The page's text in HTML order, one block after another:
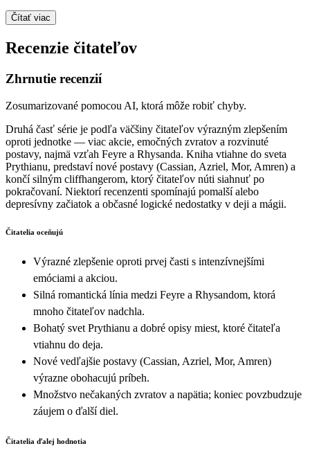
Čítať viac
Recenzie čitateľov
Zhrnutie recenzií
Zosumarizované pomocou AI, ktorá môže robiť chyby.
Druhá časť série je podľa väčšiny čitateľov výrazným zlepšením
oproti jednotke — viac akcie, emočných zvratov a rozvinuté
postavy, najmä vzťah Feyre a Rhysanda. Kniha vtiahne do sveta
Prythianu, predstaví nové postavy (Cassian, Azriel, Mor, Amren) a
končí silným cliffhangerom, ktorý čitateľov núti siahnuť po
pokračovaní. Niektorí recenzenti spomínajú pomalší alebo
depresívny začiatok a občasné logické nedostatky v deji a mágii.
Čitatelia oceňujú
Výrazné zlepšenie oproti prvej časti s intenzívnejšími
emóciami a akciou.
Silná romantická línia medzi Feyre a Rhysandom, ktorá
mnoho čitateľov nadchla.
Bohatý svet Prythianu a dobré opisy miest, ktoré čitateľa
vtiahnu do deja.
Nové vedľajšie postavy (Cassian, Azriel, Mor, Amren)
výrazne obohacujú príbeh.
Množstvo nečakaných zvratov a napätia; koniec povzbudzuje
záujem o ďalší diel.
Čitatelia ďalej hodnotia